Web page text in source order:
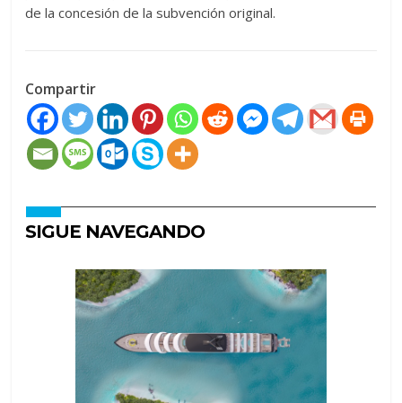
de la concesión de la subvención original.
Compartir
SIGUE NAVEGANDO